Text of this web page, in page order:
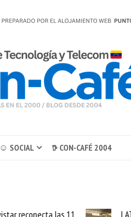
☺ SOCIAL 𖠚 CON-CAFÉ 2004